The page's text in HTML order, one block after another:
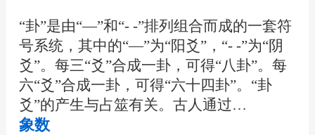
“卦”是由“—”和“- -”排列组合而成的一套符
号系统，其中的“—”为“阳爻”，“- -”为“阴
爻”。每三“爻”合成一卦，可得“八卦”。每
六“爻”合成一卦，可得“六十四卦”。“卦
爻”的产生与占筮有关。古人通过…
象数